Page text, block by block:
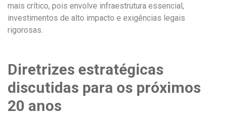
mais crítico, pois envolve infraestrutura essencial,
investimentos de alto impacto e exigências legais
rigorosas.
Diretrizes estratégicas
discutidas para os próximos
20 anos